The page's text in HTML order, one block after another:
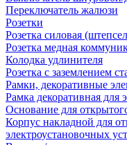
Переключатель жалюзи
Розетки
Розетка силовая
Розетка медная
Колодка удлинителя
Розетка с заземлением
Рамки, декоративные
Рамка декоративная для
Основание для
Корпус накладной для
электроустановочных